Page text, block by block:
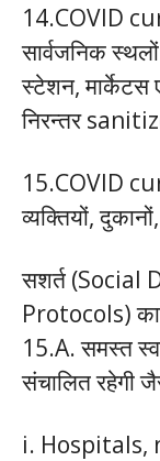
14.COVID
सार्वजनिक
स्टेशन, मार्केटस
निरन्तर
15.COVID
व्यक्तियों,
सशर्त (Social
Protocols)
15.A. समस्त
संचालित रहेगी
i. Hospitals,